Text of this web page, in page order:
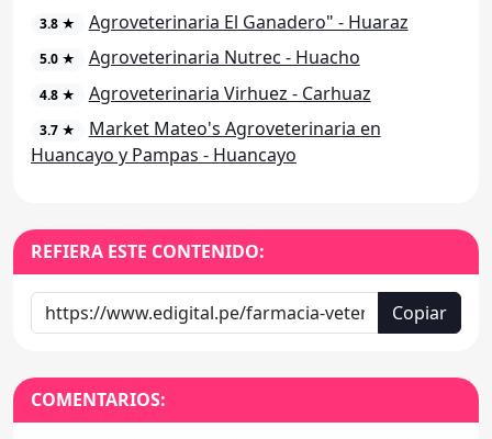
3.8 ★ Agroveterinaria El Ganadero" - Huaraz
5.0 ★ Agroveterinaria Nutrec - Huacho
4.8 ★ Agroveterinaria Virhuez - Carhuaz
3.7 ★
Market Mateo's Agroveterinaria en
Huancayo y Pampas - Huancayo
REFIERA ESTE CONTENIDO:
Copiar
COMENTARIOS: